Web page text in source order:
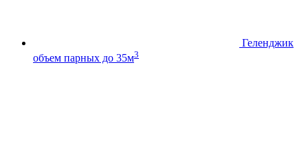
Геленджик
объем парных до 35м3